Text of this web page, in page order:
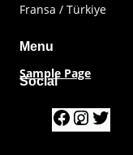
Fransa / Türkiye
Menu
Sample Page
Social
F
a
n
w